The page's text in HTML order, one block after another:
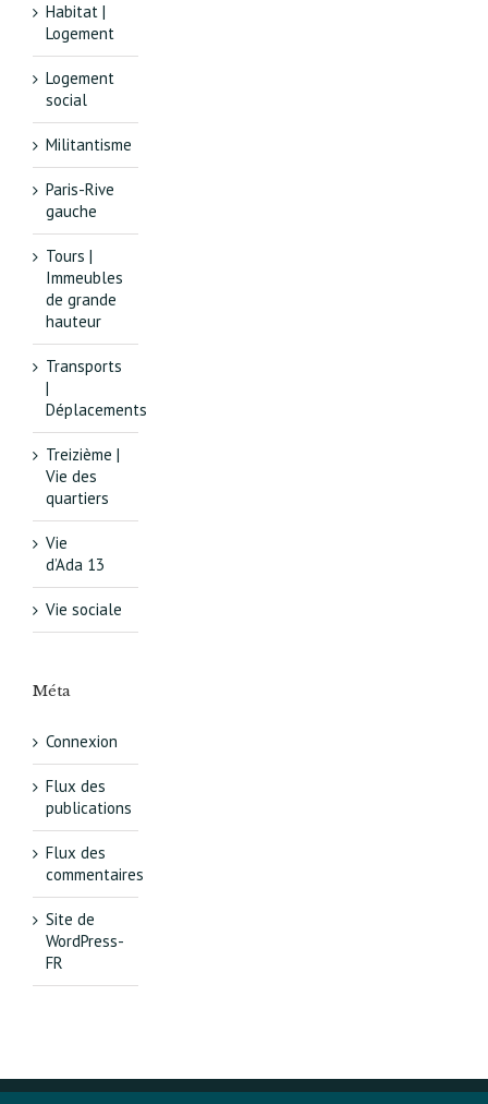
Habitat |
Logement
Logement
social
Militantisme
Paris-Rive
gauche
Tours |
Immeubles
de grande
hauteur
Transports
|
Déplacements
Treizième |
Vie des
quartiers
Vie
d’Ada 13
Vie sociale
Méta
Connexion
Flux des
publications
Flux des
commentaires
Site de
WordPress-
FR